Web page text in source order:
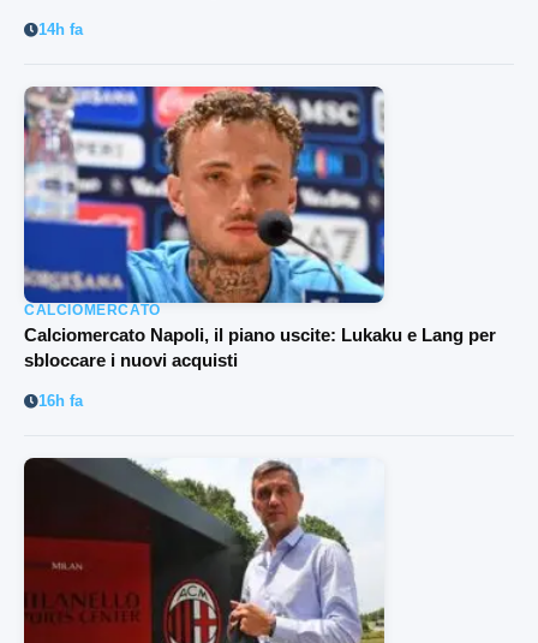
14h fa
CALCIOMERCATO
Calciomercato Napoli, il piano uscite: Lukaku e Lang per
sbloccare i nuovi acquisti
16h fa